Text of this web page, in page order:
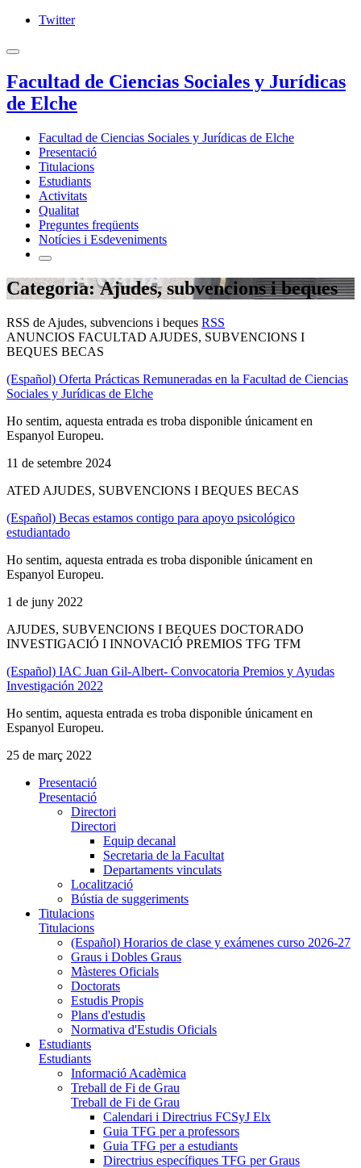
Twitter
Facultad de Ciencias Sociales y Jurídicas
de Elche
Facultad de Ciencias Sociales y Jurídicas de Elche
Presentació
Titulacions
Estudiants
Activitats
Qualitat
Preguntes freqüents
Notícies i Esdeveniments
Categoria: Ajudes, subvencions i beques
RSS de Ajudes, subvencions i beques RSS
ANUNCIOS FACULTAD AJUDES, SUBVENCIONS I
BEQUES BECAS
(Español) Oferta Prácticas Remuneradas en la Facultad de Ciencias
Sociales y Jurídicas de Elche
Ho sentim, aquesta entrada es troba disponible únicament en
Espanyol Europeu.
11 de setembre 2024
ATED AJUDES, SUBVENCIONS I BEQUES BECAS
(Español) Becas estamos contigo para apoyo psicológico
estudiantado
Ho sentim, aquesta entrada es troba disponible únicament en
Espanyol Europeu.
1 de juny 2022
AJUDES, SUBVENCIONS I BEQUES DOCTORADO
INVESTIGACIÓ I INNOVACIÓ PREMIOS TFG TFM
(Español) IAC Juan Gil-Albert- Convocatoria Premios y Ayudas
Investigación 2022
Ho sentim, aquesta entrada es troba disponible únicament en
Espanyol Europeu.
25 de març 2022
Presentació
Presentació
Directori
Directori
Equip decanal
Secretaria de la Facultat
Departaments vinculats
Localització
Bústia de suggeriments
Titulacions
Titulacions
(Español) Horarios de clase y exámenes curso 2026-27
Graus i Dobles Graus
Màsteres Oficials
Doctorats
Estudis Propis
Plans d'estudis
Normativa d'Estudis Oficials
Estudiants
Estudiants
Informació Acadèmica
Treball de Fi de Grau
Treball de Fi de Grau
Calendari i Directrius FCSyJ Elx
Guia TFG per a professors
Guia TFG per a estudiants
Directrius específiques TFG per Graus